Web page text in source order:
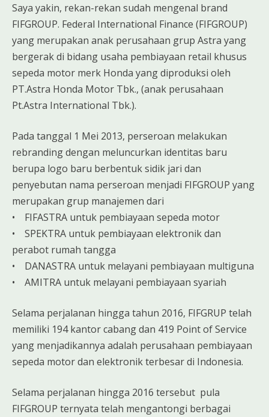
Saya yakin, rekan-rekan sudah mengenal brand
FIFGROUP. Federal International Finance (FIFGROUP)
yang merupakan anak perusahaan grup Astra yang
bergerak di bidang usaha pembiayaan retail khusus
sepeda motor merk Honda yang diproduksi oleh
PT.Astra Honda Motor Tbk., (anak perusahaan
Pt.Astra International Tbk.).
Pada tanggal 1 Mei 2013, perseroan melakukan
rebranding dengan meluncurkan identitas baru
berupa logo baru berbentuk sidik jari dan
penyebutan nama perseroan menjadi FIFGROUP yang
merupakan grup manajemen dari
• FIFASTRA untuk pembiayaan sepeda motor
• SPEKTRA untuk pembiayaan elektronik dan
perabot rumah tangga
• DANASTRA untuk melayani pembiayaan multiguna
• AMITRA untuk melayani pembiayaan syariah
Selama perjalanan hingga tahun 2016, FIFGRUP telah
memiliki 194 kantor cabang dan 419 Point of Service
yang menjadikannya adalah perusahaan pembiayaan
sepeda motor dan elektronik terbesar di Indonesia.
Selama perjalanan hingga 2016 tersebut pula
FIFGROUP ternyata telah mengantongi berbagai